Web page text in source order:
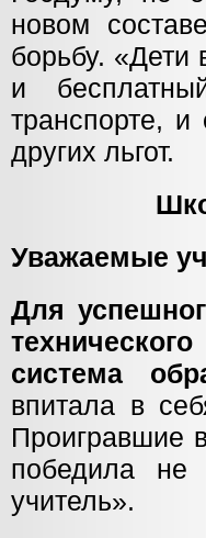
новом
борьбу.
и
транспорте,
других льгот.
Уважаемые
Для
система
впитала в
Проигравшие
победила не
учитель».